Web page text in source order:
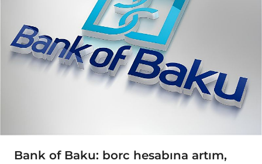
Bank of Baku: borc hesabına artım,